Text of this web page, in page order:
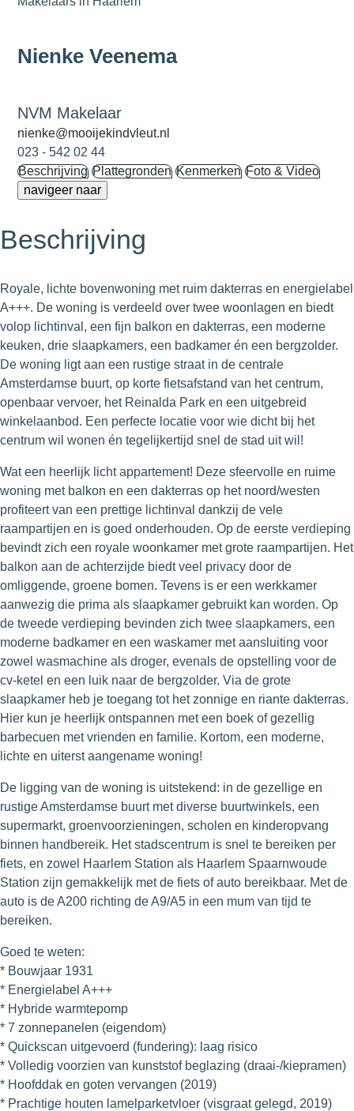
Nienke Veenema
NVM Makelaar
nienke@mooijekindvleut.nl
023 - 542 02 44
Beschrijving Plattegronden Kenmerken Foto & Video
navigeer naar
Beschrijving
Royale, lichte bovenwoning met ruim dakterras en energielabel
A+++. De woning is verdeeld over twee woonlagen en biedt
volop lichtinval, een fijn balkon en dakterras, een moderne
keuken, drie slaapkamers, een badkamer én een bergzolder.
De woning ligt aan een rustige straat in de centrale
Amsterdamse buurt, op korte fietsafstand van het centrum,
openbaar vervoer, het Reinalda Park en een uitgebreid
winkelaanbod. Een perfecte locatie voor wie dicht bij het
centrum wil wonen én tegelijkertijd snel de stad uit wil!
Wat een heerlijk licht appartement! Deze sfeervolle en ruime
woning met balkon en een dakterras op het noord/westen
profiteert van een prettige lichtinval dankzij de vele
raampartijen en is goed onderhouden. Op de eerste verdieping
bevindt zich een royale woonkamer met grote raampartijen. Het
balkon aan de achterzijde biedt veel privacy door de
omliggende, groene bomen. Tevens is er een werkkamer
aanwezig die prima als slaapkamer gebruikt kan worden. Op
de tweede verdieping bevinden zich twee slaapkamers, een
moderne badkamer en een waskamer met aansluiting voor
zowel wasmachine als droger, evenals de opstelling voor de
cv-ketel en een luik naar de bergzolder. Via de grote
slaapkamer heb je toegang tot het zonnige en riante dakterras.
Hier kun je heerlijk ontspannen met een boek of gezellig
barbecuen met vrienden en familie. Kortom, een moderne,
lichte en uiterst aangename woning!
De ligging van de woning is uitstekend: in de gezellige en
rustige Amsterdamse buurt met diverse buurtwinkels, een
supermarkt, groenvoorzieningen, scholen en kinderopvang
binnen handbereik. Het stadscentrum is snel te bereiken per
fiets, en zowel Haarlem Station als Haarlem Spaarnwoude
Station zijn gemakkelijk met de fiets of auto bereikbaar. Met de
auto is de A200 richting de A9/A5 in een mum van tijd te
bereiken.
Goed te weten:
* Bouwjaar 1931
* Energielabel A+++
* Hybride warmtepomp
* 7 zonnepanelen (eigendom)
* Quickscan uitgevoerd (fundering): laag risico
* Volledig voorzien van kunststof beglazing (draai-/kiepramen)
* Hoofddak en goten vervangen (2019)
* Prachtige houten lamelparketvloer (visgraat gelegd, 2019)